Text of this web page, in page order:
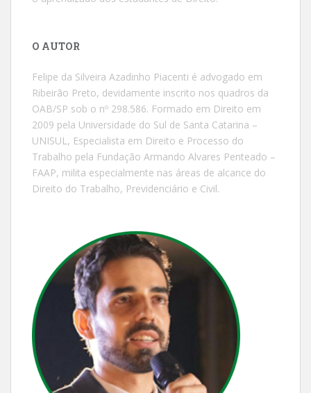
O AUTOR
Felipe da Silveira Azadinho Piacenti é advogado em
Ribeirão Preto, devidamente inscrito nos quadros da
OAB/SP sob o nº 298.586. Formado em Direito em
2009 pela Universidade do Sul de Santa Catarina –
UNISUL, Especialista em Direito e Processo do
Trabalho pela Fundação Armando Alvares Penteado –
FAAP, milita especialmente nas áreas de alcance do
Direito do Trabalho, Previdenciário e Civil.